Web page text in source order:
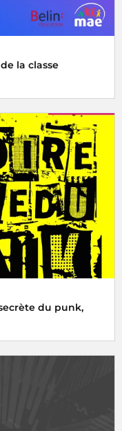
la classe
du punk,